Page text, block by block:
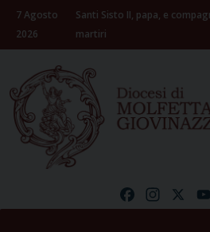
Skip
content
7 Agosto
2026
Santi Sisto II, papa, e
martiri
Facebook